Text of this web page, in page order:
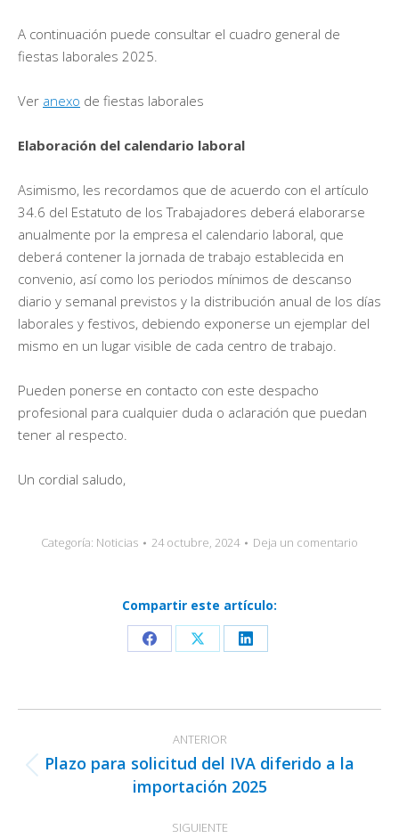
A continuación puede consultar el cuadro general de
fiestas laborales 2025.
Ver anexo de fiestas laborales
Elaboración del calendario laboral
Asimismo, les recordamos que de acuerdo con el artículo
34.6 del Estatuto de los Trabajadores deberá elaborarse
anualmente por la empresa el calendario laboral, que
deberá contener la jornada de trabajo establecida en
convenio, así como los periodos mínimos de descanso
diario y semanal previstos y la distribución anual de los días
laborales y festivos, debiendo exponerse un ejemplar del
mismo en un lugar visible de cada centro de trabajo.
Pueden ponerse en contacto con este despacho
profesional para cualquier duda o aclaración que puedan
tener al respecto.
Un cordial saludo,
Categoría: Noticias 24 octubre, 2024 Deja un comentario
Compartir este artículo:
Share
Facebook
Share
X
Share
LinkedIn
entre
publicaciones
ANTERIOR
Publicación
anterior:
Plazo para solicitud del IVA diferido a la
importación 2025
SIGUIENTE